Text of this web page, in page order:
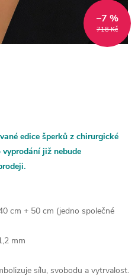
718 Kč
–7 %
edice šperků z chirurgické
vyprodání již nebude
cm + 50 cm (jedno společné
mm
sílu, svobodu a vytrvalost.